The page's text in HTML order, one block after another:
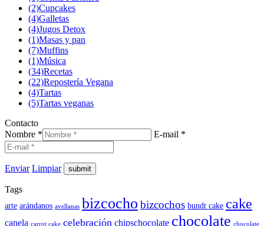
(2)Cupcakes
(4)Galletas
(4)Jugos Detox
(1)Masas y pan
(7)Muffins
(1)Música
(34)Recetas
(22)Repostería Vegana
(4)Tartas
(5)Tartas veganas
Contacto
Nombre *
E-mail *
Enviar Limpiar
Tags
arte arándanos avellanas bizcocho bizcochos bundt cake cake
canela carrot cake celebración chipschocolate chocolate chocolate